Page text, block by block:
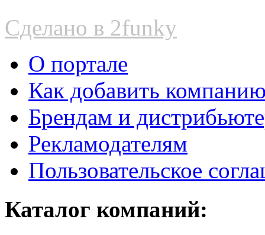
Сделано в 2funky
О портале
Как добавить
Брендам и
Рекламодателям
Пользовательское
Каталог компаний: